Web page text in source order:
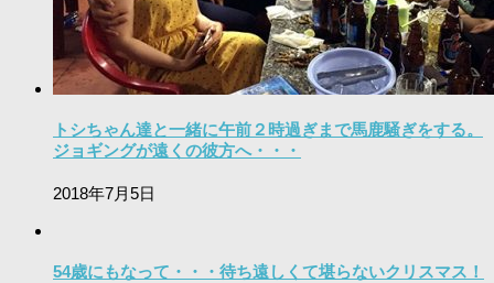
トシちゃん達と一緒に午前２時過ぎまで馬鹿騒ぎをする。
ジョギングが遠くの彼方へ・・・
2018年7月5日
54歳にもなって・・・待ち遠しくて堪らないクリスマス！